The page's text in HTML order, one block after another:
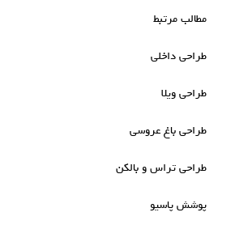
مطالب مرتبط
طراحی داخلی
طراحی ویلا
طراحی باغ عروسی
طراحی تراس و بالکن
پوشش پاسیو